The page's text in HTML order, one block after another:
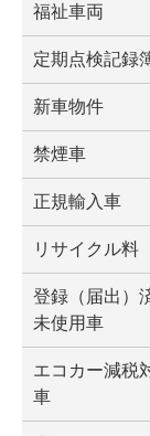
福祉車両
定期点検記録
新車物件
禁煙車
正規輸入車
リサイクル料
登録（届出）
未使用車
エコカー減税
車